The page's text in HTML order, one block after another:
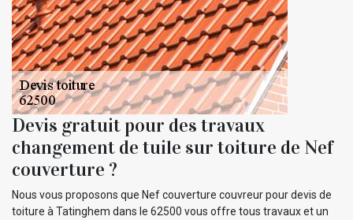
Devis gratuit pour des travaux
changement de tuile sur toiture de Nef
couverture ?
Nous vous proposons que Nef couverture couvreur pour devis de
toiture à Tatinghem dans le 62500 vous offre tous travaux et un